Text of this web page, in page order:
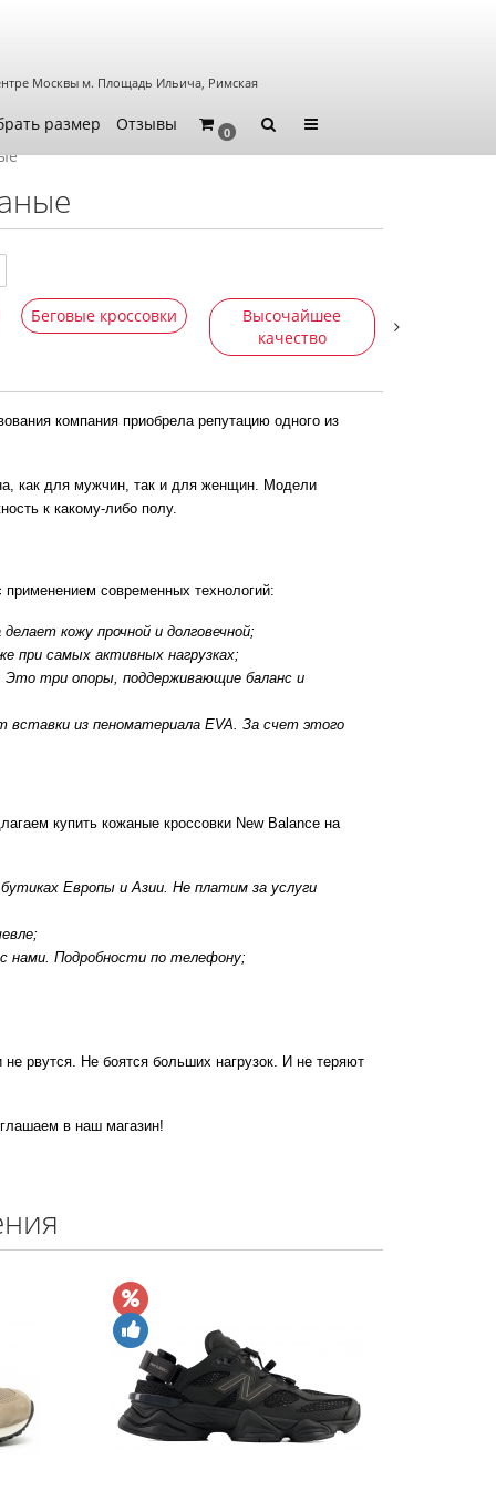
Москвы м. Площадь Ильича, Римская
размер Отзывы 0
Беговые кроссовки
Высочайшее
качество
компания приобрела репутацию одного из
как для мужчин, так и для женщин. Модели
к какому-либо полу.
современных технологий:
кожу прочной и долговечной;
при самых активных нагрузках;
Это три опоры, поддерживающие баланс и
из пеноматериала EVA. За счет этого
купить кожаные кроссовки New Balance на
Европы и Азии. Не платим за услуги
нами. Подробности по телефону;
рвутся. Не боятся больших нагрузок. И не теряют
в наш магазин!